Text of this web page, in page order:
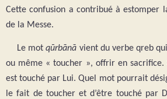
Cette confusion a contribué à estomper
de la Messe.
Le motqūrbānā vient du verbe qreb
ou même « toucher », offrir en
est touché par Lui. Quel mot pourrait
le fait de toucher et d’être touché par